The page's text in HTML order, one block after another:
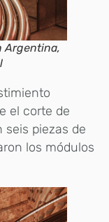
Argentina,
el corte de
piezas de
los módulos